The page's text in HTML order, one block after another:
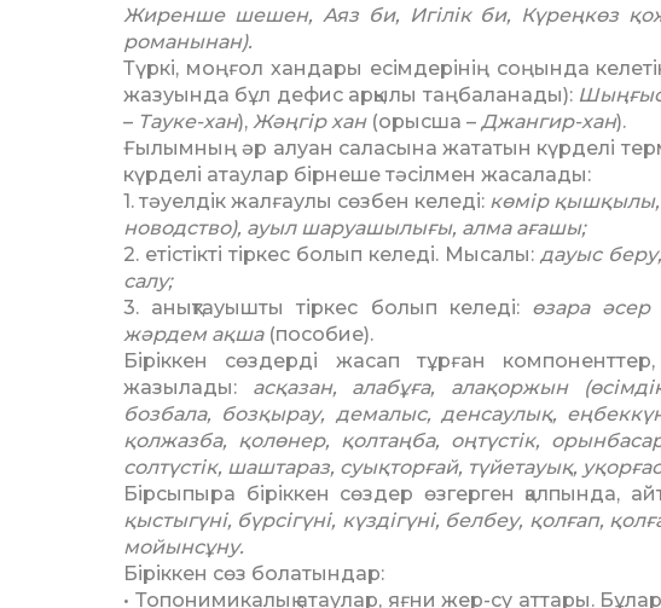
Жиренше шешен, Аяз би, Игілік би, Күреңкөз
романынан).
Түркі, моңғол хандары есім­де­рі­нің соңында
жа­зуында бұл дефис арқылы таң­ба­ланады):
– Тауке-хан), Жәңгір хан(орысша – Джангир-хан).
Ғылымның әр алуан саласына жататын күрделі
күрделі атаулар бірнеше тәсілмен жасалады:
1. тәуелдік жалғаулы сөзбен келеді: көмір қышқылы,
новодство), ауыл шаруа­шы­лығы, алма ағашы;
2. етістікті тіркес болып келеді. Мысалы:дауыс
салу;
3. анықтауышты тіркес болып келеді:өзара әсер
жәрдем ақша(пособие).
Біріккен сөздерді жасап тұрған компоненттер,
жазылады: асқазан, алабұға, алақоржын
бозбала, бозқырау, демалыс, денсаулық,
қолжазба, қолөнер, қолтаңба, оңтүстік,
солтүстік, шаштараз, суықторғай, түйетауық,
Бірсыпыра біріккен сөздер өзгерген қалпында,
қыстыгүні, бүрсігүні, күздігүні, белбеу, қолғап,
мойынсұну.
Біріккен сөз болатындар:
• Топонимикалық атаулар, яғни жер-су аттары.